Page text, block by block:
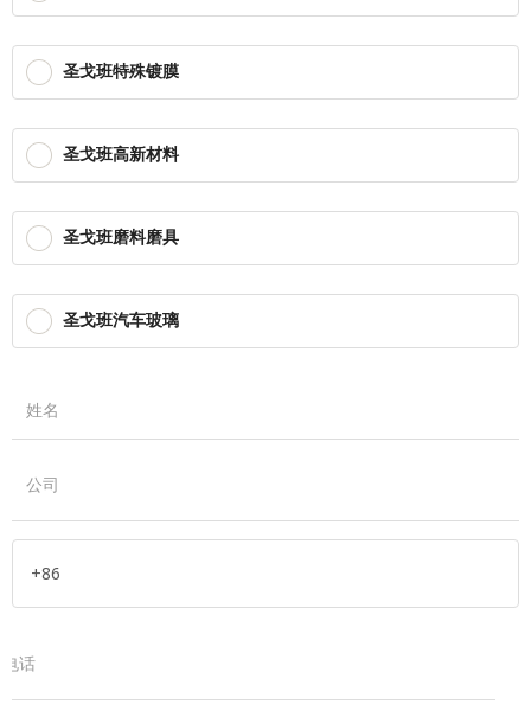
圣戈班特殊镀膜
圣戈班高新材料
圣戈班磨料磨具
圣戈班汽车玻璃